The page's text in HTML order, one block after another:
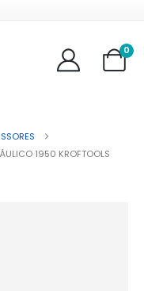
0
1950 KROFTOOLS